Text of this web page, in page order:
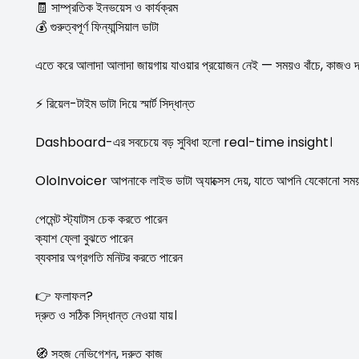
🧾 সাম্প্রতিক ইনভয়েস ও কার্যক্রম
💰 গুরুত্বপূর্ণ ফিন্যান্সিয়াল ডাটা
এতে করে আলাদা আলাদা জায়গায় যাওয়ার প্রয়োজন নেই — সময়ও বাঁচে, কাজও
⚡ রিয়েল-টাইম ডাটা দিয়ে স্মার্ট সিদ্ধান্ত
Dashboard-এর সবচেয়ে বড় সুবিধা হলো real-time insight।
OloInvoicer আপনাকে লাইভ ডাটা অ্যাক্সেস দেয়, যাতে আপনি যেকোনো
পেমেন্ট স্ট্যাটাস চেক করতে পারেন
ক্যাশ ফ্লো বুঝতে পারেন
ব্যবসার অগ্রগতি মনিটর করতে পারেন
👉 ফলাফল?
দ্রুত ও সঠিক সিদ্ধান্ত নেওয়া যায়।
🧭 সহজ নেভিগেশন, দ্রুত কাজ